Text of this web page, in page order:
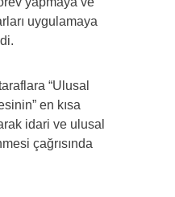
uygulamaya
“Ulusal
en kısa
idari ve ulusal
çağrısında